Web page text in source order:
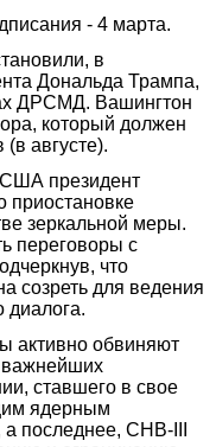
- 4 марта.
в
Дональда Трампа,
ДРСМД. Вашингтон
который должен
августе).
США президент
приостановке
зеркальной меры.
переговоры с
что
созреть для ведения
диалога.
активно обвиняют
важнейших
ставшего в свое
ядерным
последнее, СНВ-III